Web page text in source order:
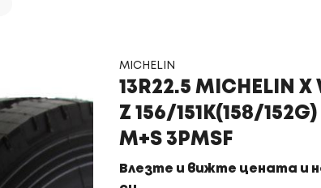
MICHELIN
13R22.5 MICHELIN X
Z 156/151K(158/152G)
M+S 3PMSF
Влезте и вижте цената и